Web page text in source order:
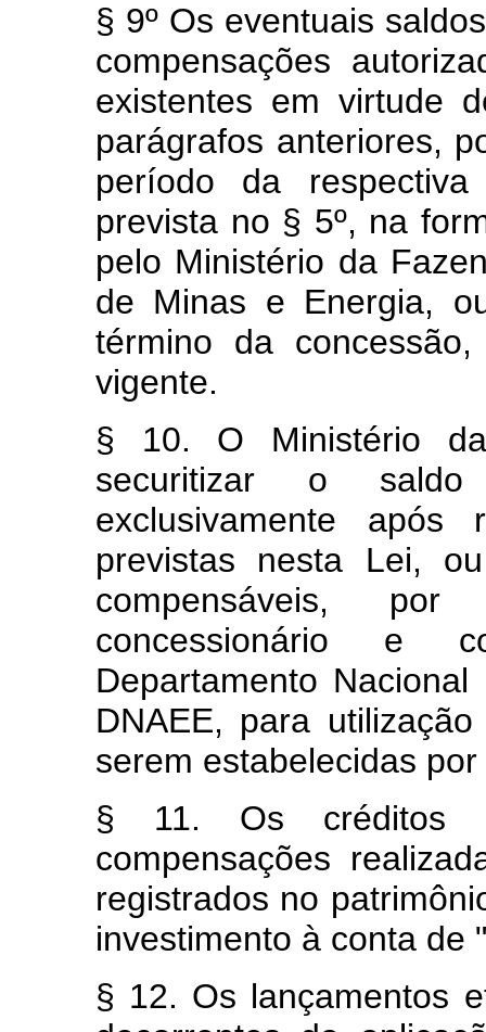
§ 9º Os eventuais
compensações
existentes em virtude
parágrafos anteriores,
período da
prevista no § 5º, na
pelo Ministério da
de Minas e Energia,
término da
vigente.
§ 10. O Ministério
securitizar o
exclusivamente após
previstas nesta Lei,
compensáveis,
concessionário e
Departamento
DNAEE, para
serem estabelecidas
§ 11. Os créditos
compensações
registrados no
investimento à conta de
§ 12. Os lançamentos